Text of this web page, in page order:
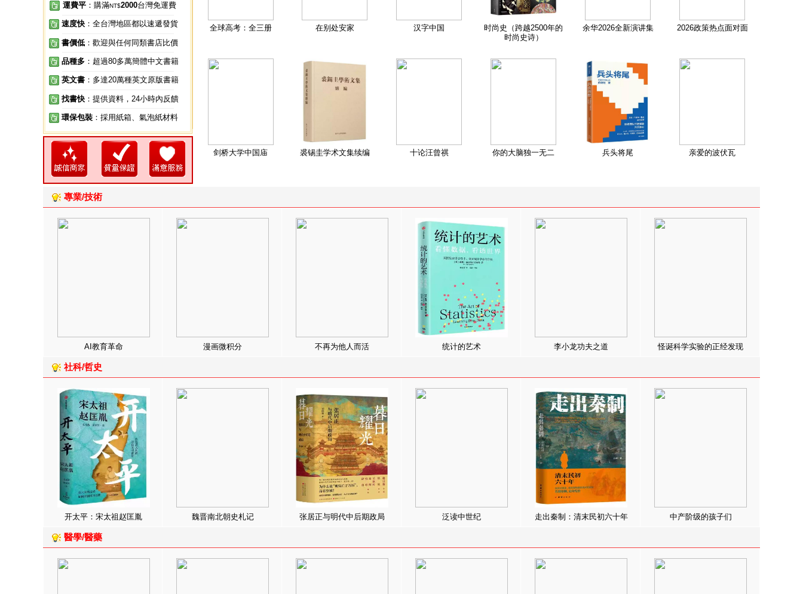
運費平 ：購滿NT$2000台灣免運費
速度快 ：全台灣地區都以速遞發貨
書價低 ：歡迎與任何同類書店比價
品種多 ：超過80多萬簡體中文書籍
英文書 ：多達20萬種英文原版書籍
找書快 ：提供資料，24小時內反饋
環保包裝 ：採用紙箱、氣泡紙材料
全球高考：全三册 在别处安家 汉字中国
时尚史（跨越2500年的
时尚史诗）
余华2026全新演讲集 2026政策热点面对面
剑桥大学中国庙 裘锡圭学术文集续编 十论汪曾祺 你的大脑独一无二 兵头将尾 亲爱的波伏瓦
專業/技術
AI教育革命 漫画微积分 不再为他人而活 统计的艺术 李小龙功夫之道 怪诞科学实验的正经发现
社科/哲史
开太平：宋太祖赵匡胤 魏晋南北朝史札记 张居正与明代中后期政局 泛读中世纪 走出秦制：清末民初六十年 中产阶级的孩子们
醫學/醫藥